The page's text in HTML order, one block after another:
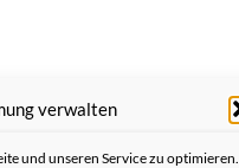
verwalten
und unseren Service zu optimieren.